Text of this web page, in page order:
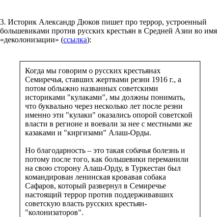
3. Историк Александр Дюков пишет про террор, устроенный
большевиками против русских крестьян в Средней Азии во имя
«деколонизации» (ссылка):
Когда мы говорим о русских крестьянах
Семиречья, ставших жертвами резни 1916 г., а
потом облыжно названных советскими
историками "кулаками", мы должны понимать,
что буквально через несколько лет после резни
именно эти "кулаки" оказались опорой советской
власти в регионе и воевали за нее с местными же
казаками и "киргизами" Алаш-Орды.
Но благодарность – это такая собачья болезнь и
потому после того, как большевики переманили
на свою сторону Алаш-Орду, в Туркестан был
командирован ленинская кровавая собака
Сафаров, который развернул в Семиречье
настоящий террор против поддерживавших
советскую власть русских крестьян-
"колонизаторов".